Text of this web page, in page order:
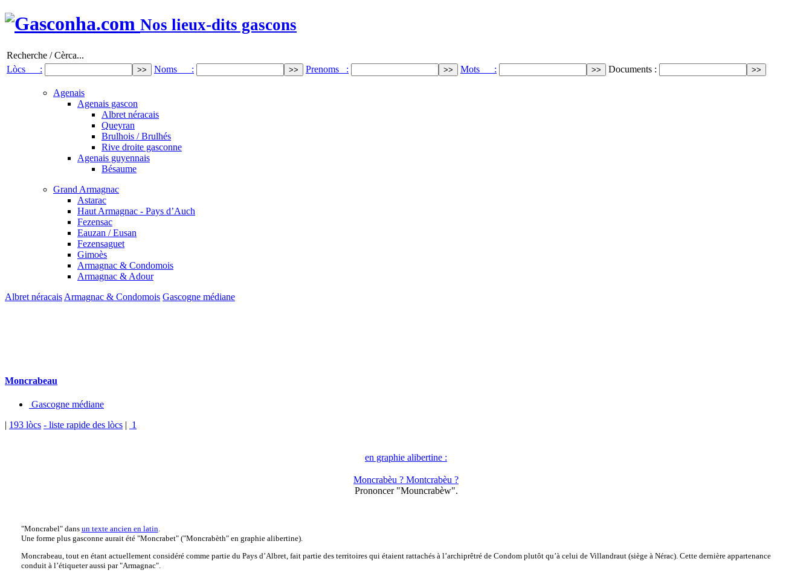
Nos lieux-dits gascons
Recherche / Cèrca...
Lòcs :
Noms : Prenoms : Mots : Documents :
Agenais
Agenais gascon
Albret néracais
Queyran
Brulhois / Brulhés
Rive droite gasconne
Agenais guyennais
Bésaume
Grand Armagnac
Astarac
Haut Armagnac - Pays d’Auch
Fezensac
Eauzan / Eusan
Fezensaguet
Gimoès
Armagnac & Condomois
Armagnac & Adour
Albret néracais Armagnac & Condomois Gascogne médiane
Moncrabeau
Gascogne médiane
| 193 lòcs - liste rapide des lòcs | 1
en graphie alibertine :
Moncrabèu ? Montcrabèu ?
Prononcer "Mouncrabèw".
"Moncrabel" dans un texte ancien en latin.
Une forme plus gasconne aurait été "Moncrabet" ("Moncrabèth" en graphie alibertine).
Moncrabeau, tout en étant actuellement considéré comme partie du Pays d’Albret, fait partie des territoires qui étaient rattachés à l’archiprêtré de Condom plutôt qu’à celui de Villandraut (siège à Nérac). Cette dernière appartenance
conduit à l’étiqueter aussi par "Armagnac".